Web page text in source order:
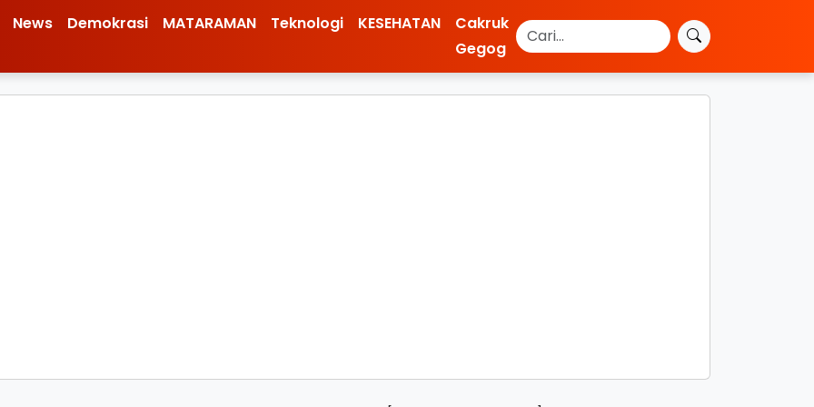
News Demokrasi MATARAMAN Teknologi KESEHATAN
Cakruk
Gegog